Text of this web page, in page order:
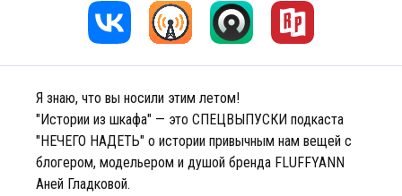
Я знаю, что вы носили этим летом!
"Истории из шкафа" — это СПЕЦВЫПУСКИ подкаста
"НЕЧЕГО НАДЕТЬ" о истории привычным нам вещей с
блогером, модельером и душой бренда FLUFFYANN
Аней Гладковой.